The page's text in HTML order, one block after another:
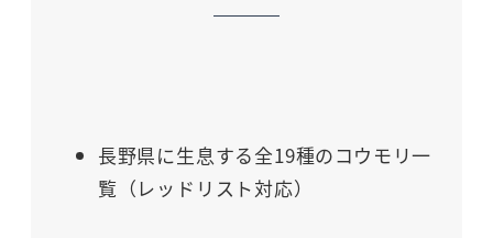
長野県に生息する全19種のコウモリ一
覧（レッドリスト対応）